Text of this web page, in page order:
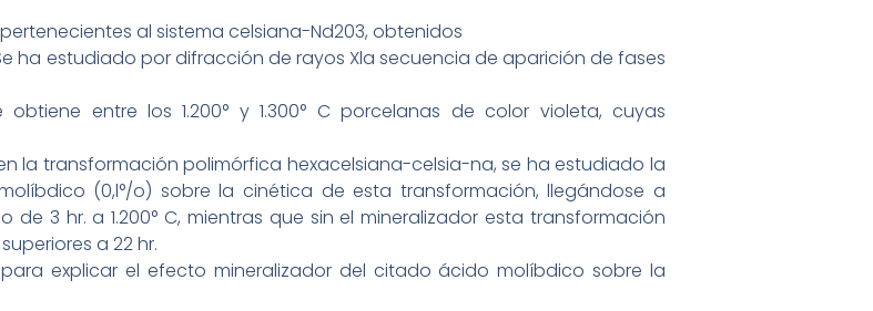
al sistema celsiana-Nd203, obtenidos
ha estudiado por difracción de rayos Xla secuencia de aparición de fases
entre los 1.200° y 1.300° C porcelanas de color violeta, cuyas
la transformación polimórfica hexacelsiana-celsia-na, se ha estudiado la
(0,l°/o) sobre la cinética de esta transformación, llegándose a
3 hr. a 1.200° C, mientras que sin el mineralizador esta transformación
a 22 hr.
explicar el efecto mineralizador del citado ácido molíbdico sobre la